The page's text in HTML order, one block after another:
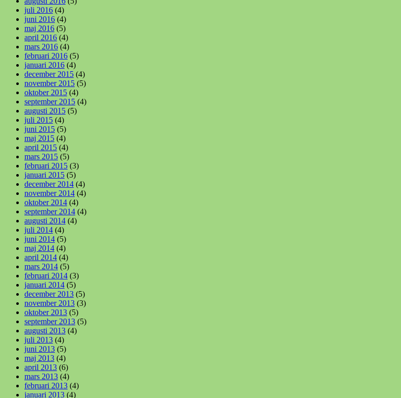
juli 2016 (4)
juni 2016 (4)
maj 2016 (5)
april 2016 (4)
mars 2016 (4)
februari 2016 (5)
januari 2016 (4)
december 2015 (4)
november 2015 (5)
oktober 2015 (4)
september 2015 (4)
augusti 2015 (5)
juli 2015 (4)
juni 2015 (5)
maj 2015 (4)
april 2015 (4)
mars 2015 (5)
februari 2015 (3)
januari 2015 (5)
december 2014 (4)
november 2014 (4)
oktober 2014 (4)
september 2014 (4)
augusti 2014 (4)
juli 2014 (4)
juni 2014 (5)
maj 2014 (4)
april 2014 (4)
mars 2014 (5)
februari 2014 (3)
januari 2014 (5)
december 2013 (5)
november 2013 (3)
oktober 2013 (5)
september 2013 (5)
augusti 2013 (4)
juli 2013 (4)
juni 2013 (5)
maj 2013 (4)
april 2013 (6)
mars 2013 (4)
februari 2013 (4)
januari 2013 (4)